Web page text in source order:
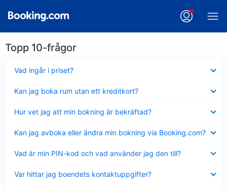
Topp 10-frågor
Vad ingår i priset?
mindre
Kan jag boka rum utan ett kreditkort?
mindre
Hur vet jag att min bokning är bekräftad?
mindre
Kan jag avboka eller ändra min bokning via Booking.com?
mindre
Vad är min PIN-kod och vad använder jag den till?
mindre
Var hittar jag boendets kontaktuppgifter?
mindre